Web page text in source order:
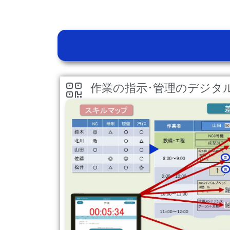
作業の指示･管理のデジタ